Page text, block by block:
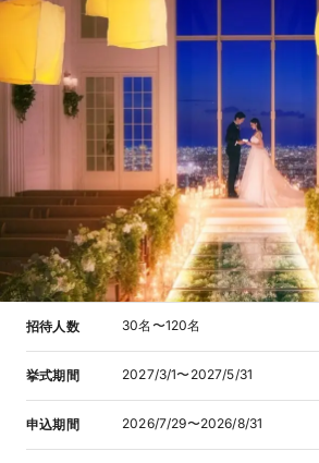
招待人数 30名〜120名
挙式期間 2027/3/1〜2027/5/31
申込期間 2026/7/29〜2026/8/31